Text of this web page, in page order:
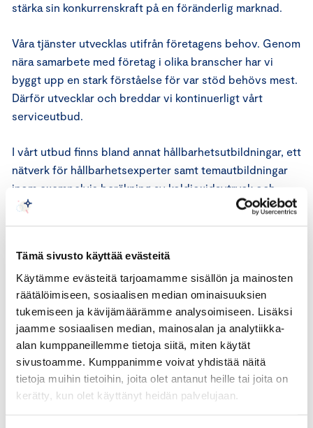
Tämä sivusto käyttää evästeitä
Käytämme evästeitä tarjoamamme sisällön ja mainosten
räätälöimiseen, sosiaalisen median ominaisuuksien
tukemiseen ja kävijämäärämme analysoimiseen. Lisäksi
jaamme sosiaalisen median, mainosalan ja analytiikka-
alan kumppaneillemme tietoja siitä, miten käytät
sivustoamme. Kumppanimme voivat yhdistää näitä
tietoja muihin tietoihin, joita olet antanut heille tai joita on
kerätty, kun olet käyttänyt heidän palvelujaan.
stärka sin konkurrenskraft på en föränderlig marknad.
Våra tjänster utvecklas utifrån företagens behov. Genom
nära samarbete med företag i olika branscher har vi
byggt upp en stark förståelse för var stöd behövs mest.
Därför utvecklar och breddar vi kontinuerligt vårt
serviceutbud.
I vårt utbud finns bland annat hållbarhetsutbildningar, ett
nätverk för hållbarhetsexperter samt temautbildningar
inom exempelvis beräkning av koldioxidavtryck och
hållbarhetsrapportering. Vi erbjuder också verktyg som
stöder hållbarhetsarbetet, såsomUtsläppskalkylatorn.
informationssäker visselblåsarkanal.
Utforska hela vårt erbjudande och var med och bygg en
hållbar framgång!
Vill du ta ert hållbarhetsarbete till
nästa nivå?